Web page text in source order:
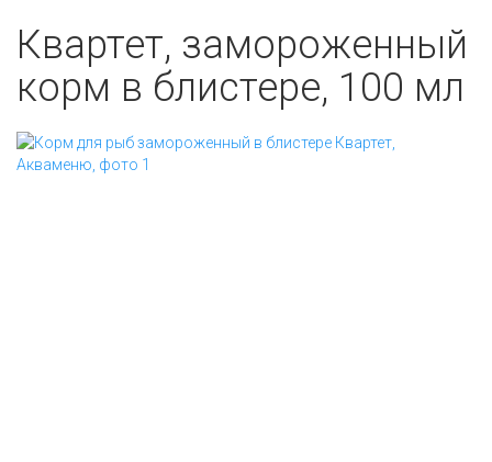
Квартет, замороженный
корм в блистере, 100 мл